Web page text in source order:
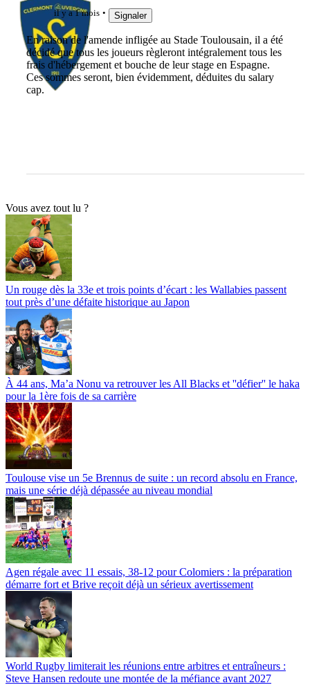
il y a 1 mois Signaler
En raison de l'amende infligée au Stade Toulousain, il a été
décidé que tous les joueurs règleront intégralement tous les
frais d'hébergement et bouche de leur stage en Espagne.
Ces sommes seront, bien évidemment, déduites du salary
cap.
Vous avez tout lu ?
Un rouge dès la 33e et trois points d’écart : les Wallabies passent
tout près d’une défaite historique au Japon
À 44 ans, Ma’a Nonu va retrouver les All Blacks et ''défier'' le haka
pour la 1ère fois de sa carrière
Toulouse vise un 5e Brennus de suite : un record absolu en France,
mais une série déjà dépassée au niveau mondial
Agen régale avec 11 essais, 38-12 pour Colomiers : la préparation
démarre fort et Brive reçoit déjà un sérieux avertissement
World Rugby limiterait les réunions entre arbitres et entraîneurs :
Steve Hansen redoute une montée de la méfiance avant 2027